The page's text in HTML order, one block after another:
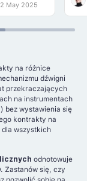
May 2025
na różnice
dźwigni
przekraczających
na instrumentach
bez wystawienia się
kontrakty na
dla wszystkich
odnotowuje
Zastanów się, czy